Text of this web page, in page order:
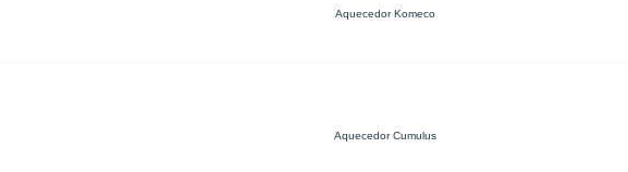
Aquecedor Komeco
Aquecedor Cumulus